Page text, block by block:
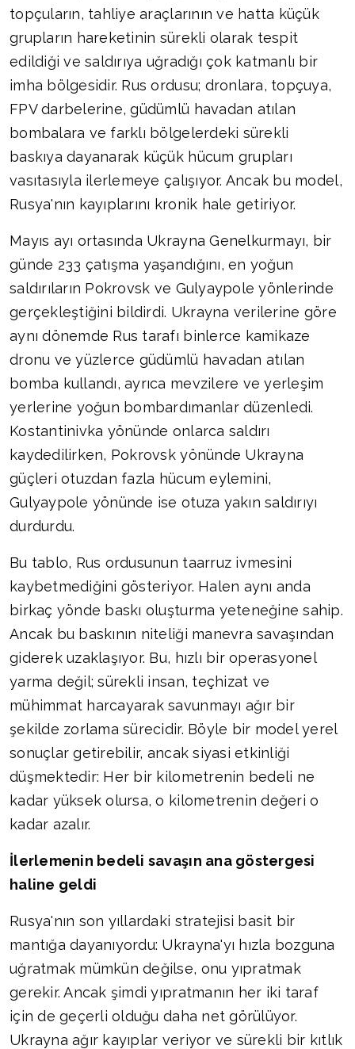
topçuların, tahliye araçlarının ve hatta küçük
grupların hareketinin sürekli olarak tespit
edildiği ve saldırıya uğradığı çok katmanlı bir
imha bölgesidir. Rus ordusu; dronlara, topçuya,
FPV darbelerine, güdümlü havadan atılan
bombalara ve farklı bölgelerdeki sürekli
baskıya dayanarak küçük hücum grupları
vasıtasıyla ilerlemeye çalışıyor. Ancak bu model,
Rusya'nın kayıplarını kronik hale getiriyor.
Mayıs ayı ortasında Ukrayna Genelkurmayı, bir
günde 233 çatışma yaşandığını, en yoğun
saldırıların Pokrovsk ve Gulyaypole yönlerinde
gerçekleştiğini bildirdi. Ukrayna verilerine göre
aynı dönemde Rus tarafı binlerce kamikaze
dronu ve yüzlerce güdümlü havadan atılan
bomba kullandı, ayrıca mevzilere ve yerleşim
yerlerine yoğun bombardımanlar düzenledi.
Kostantinivka yönünde onlarca saldırı
kaydedilirken, Pokrovsk yönünde Ukrayna
güçleri otuzdan fazla hücum eylemini,
Gulyaypole yönünde ise otuza yakın saldırıyı
durdurdu.
Bu tablo, Rus ordusunun taarruz ivmesini
kaybetmediğini gösteriyor. Halen aynı anda
birkaç yönde baskı oluşturma yeteneğine sahip.
Ancak bu baskının niteliği manevra savaşından
giderek uzaklaşıyor. Bu, hızlı bir operasyonel
yarma değil; sürekli insan, teçhizat ve
mühimmat harcayarak savunmayı ağır bir
şekilde zorlama sürecidir. Böyle bir model yerel
sonuçlar getirebilir, ancak siyasi etkinliği
düşmektedir: Her bir kilometrenin bedeli ne
kadar yüksek olursa, o kilometrenin değeri o
kadar azalır.
İlerlemenin bedeli savaşın ana göstergesi
haline geldi
Rusya'nın son yıllardaki stratejisi basit bir
mantığa dayanıyordu: Ukrayna'yı hızla bozguna
uğratmak mümkün değilse, onu yıpratmak
gerekir. Ancak şimdi yıpratmanın her iki taraf
için de geçerli olduğu daha net görülüyor.
Ukrayna ağır kayıplar veriyor ve sürekli bir kıtlık